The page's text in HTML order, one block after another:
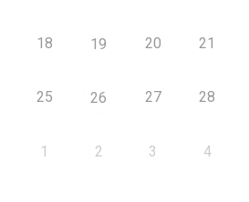
18 19 20 21
25 26 27 28
1 2 3 4